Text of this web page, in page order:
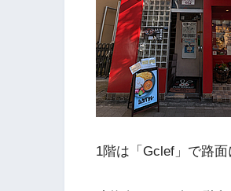
1階は「Gclef」で路